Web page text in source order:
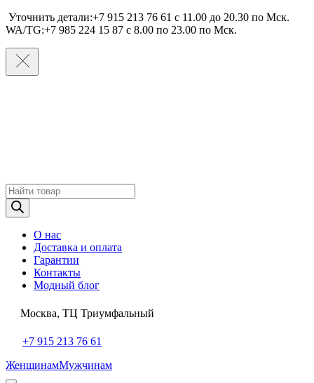
Уточнить детали:+7 915 213 76 61 c 11.00 до 20.30 по Мcк.
WA/TG:+7 985 224 15 87 c 8.00 по 23.00 по Мcк.
Поиск
товаров
О нас
Доставка и оплата
Гарантии
Контакты
Модный блог
Москва, ТЦ Триумфальный
+7 915 213 76 61
ЖенщинамМужчинам